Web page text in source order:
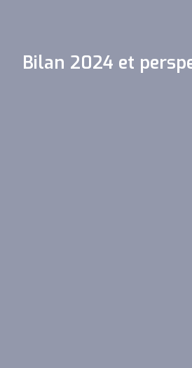
Bilan 2024 et